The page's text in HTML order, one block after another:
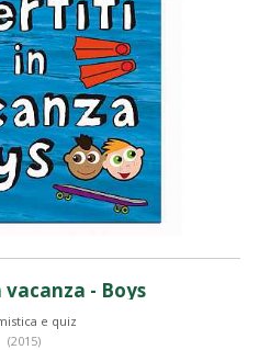
- Boys
e quiz
(2015)